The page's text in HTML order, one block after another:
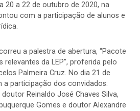
20 a 22 de outubro de 2020, na
com a participação de alunos e
a palestra de abertura, “Pacote
da LEP”, proferida pelo
Palmeira Cruz. No dia 21 de
participação dos convidados:
Reinaldo José Chaves Silva,
Gomes e doutor Alexandre